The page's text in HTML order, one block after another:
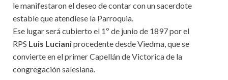
le manifestaron el deseo de contar con un sacerdote
estable que atendiese la Parroquia.
Ese lugar será cubierto el 1º de junio de 1897 por el
RPS Luis Lucianiprocedente desde Viedma, que se
convierte en el primer Capellán de Victorica de la
congregación salesiana.